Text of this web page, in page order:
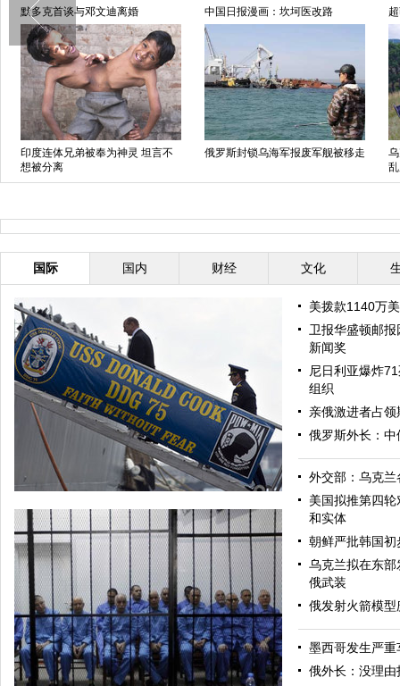
默多克首谈与邓文迪离婚 中国日报漫画：坎坷医改路
印度连体兄弟被奉为神灵 坦言不
想被分离
俄罗斯封锁乌海军报废军舰被移走
国际 国内 财经 文化
美军导弹驱逐舰抵达黑海旨在威慑俄罗斯
美拨款1140万
卫报华盛顿邮
新闻奖
尼日利亚爆炸
组织
亲俄激进者占
俄罗斯外长：
外交部：乌克
美国拟推第四
和实体
朝鲜严批韩国
乌克兰拟在东
俄武装
俄发射火箭模
墨西哥发生严
俄外长：没理